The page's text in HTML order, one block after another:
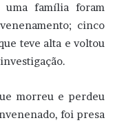
família foram
cinco
teve alta e voltou
morreu e perdeu
foi presa